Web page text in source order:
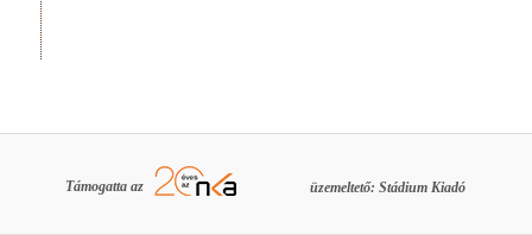
Támogatta az üzemeltető: Stádium Kiadó